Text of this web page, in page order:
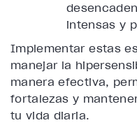
intensas y
Implementar estas
manejar la
manera efectiva,
fortalezas y
tu vida diaria.